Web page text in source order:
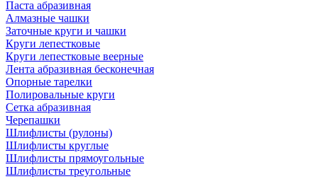
Паста абразивная
Алмазные чашки
Заточные круги и чашки
Круги лепестковые
Круги лепестковые веерные
Лента абразивная бесконечная
Опорные тарелки
Полировальные круги
Сетка абразивная
Черепашки
Шлифлисты (рулоны)
Шлифлисты круглые
Шлифлисты прямоугольные
Шлифлисты треугольные